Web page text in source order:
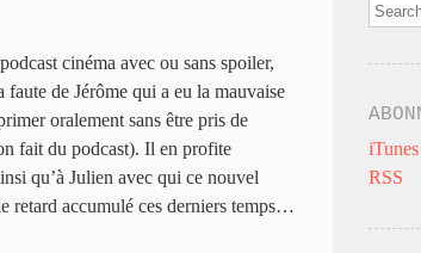
cinéma avec ou sans spoiler,
faute de Jérôme qui a eu la mauvaise
oralement sans être pris de
fait du podcast). Il en profite
qu’à Julien avec qui ce nouvel
retard accumulé ces derniers temps…
iTunes
RSS